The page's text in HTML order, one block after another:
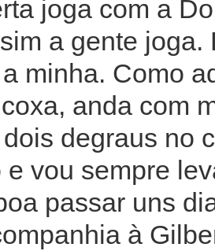
joga com a
a gente
minha. Como
anda com
degraus no
e vou sempre
passar uns
à